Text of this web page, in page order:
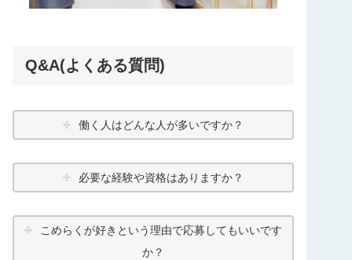
Q&A(よくある質問)
働く人はどんな人が多いですか？
必要な経験や資格はありますか？
こめらくが好きという理由で応募してもいいです
か？